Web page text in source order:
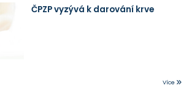
ČPZP vyzývá k darování krve
Více